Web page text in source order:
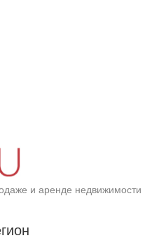
и аренде недвижимости